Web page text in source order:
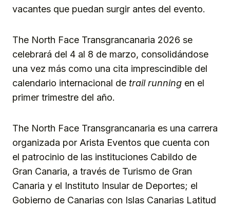
vacantes que puedan surgir antes del evento.
The North Face Transgrancanaria 2026 se
celebrará del 4 al 8 de marzo, consolidándose
una vez más como una cita imprescindible del
calendario internacional de trail running en el
primer trimestre del año.
The North Face Transgrancanaria es una carrera
organizada por Arista Eventos que cuenta con
el patrocinio de las instituciones Cabildo de
Gran Canaria, a través de Turismo de Gran
Canaria y el Instituto Insular de Deportes; el
Gobierno de Canarias con Islas Canarias Latitud